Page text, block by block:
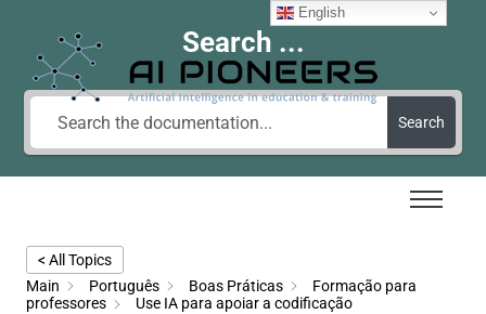
Search ...
Search
< All Topics
Main
Português Boas Práticas
Formação para
professores
Use IA para apoiar a codificação
English